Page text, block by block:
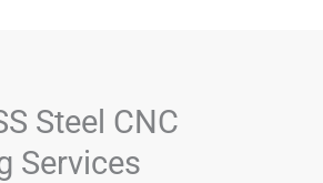
Steel CNC
Services